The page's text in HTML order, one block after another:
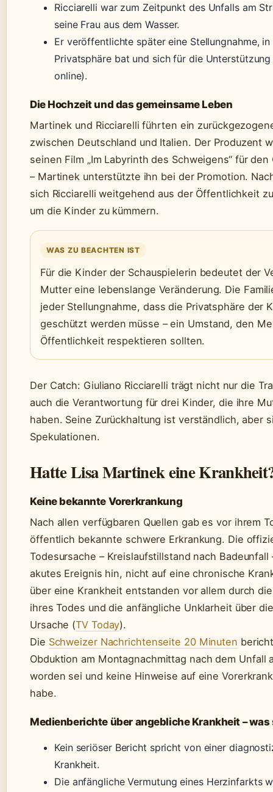
Ricciarelli war zum Zeitpunkt des Unfalls am
seine Frau aus dem Wasser.
Er veröffentlichte später eine Stellungnahme,
Privatsphäre bat und sich für die
online).
Die Hochzeit und das gemeinsame Leben
Martinek und Ricciarelli führten ein
zwischen Deutschland und Italien. Der Produzent
seinen Film „Im Labyrinth des Schweigens“ für
– Martinek unterstützte ihn bei der Promotion.
sich Ricciarelli weitgehend aus der Öffentlichkeit
um die Kinder zu kümmern.
WAS ZU BEACHTEN IST
Für die Kinder der Schauspielerin bedeutet der
Mutter eine lebenslange Veränderung. Die
jeder Stellungnahme, dass die Privatsphäre der
geschützt werden müsse – ein Umstand, den
Öffentlichkeit respektieren sollten.
Der Catch: Giuliano Ricciarelli trägt nicht nur die
auch die Verantwortung für drei Kinder, die ihre
haben. Seine Zurückhaltung ist verständlich, aber
Spekulationen.
Hatte Lisa Martinek eine
Keine bekannte Vorerkrankung
Nach allen verfügbaren Quellen gab es vor ihrem
öffentlich bekannte schwere Erkrankung. Die
Todesursache – Kreislaufstillstand nach
akutes Ereignis hin, nicht auf eine chronische
über eine Krankheit entstanden vor allem durch
ihres Todes und die anfängliche Unklarheit über
Ursache (TV Today).
Die Schweizer Nachrichtenseite 20 Minuten
Obduktion am Montagnachmittag nach dem Unfall
worden sei und keine Hinweise auf eine
habe.
Medienberichte über angebliche Krankheit –
Kein seriöser Bericht spricht von einer
Krankheit.
Die anfängliche Vermutung eines Herzinfarkts